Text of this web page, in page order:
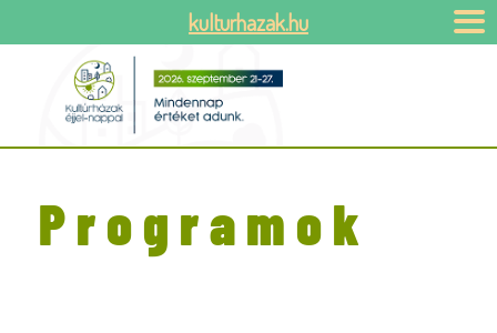
Programok
kulturhazak.hu